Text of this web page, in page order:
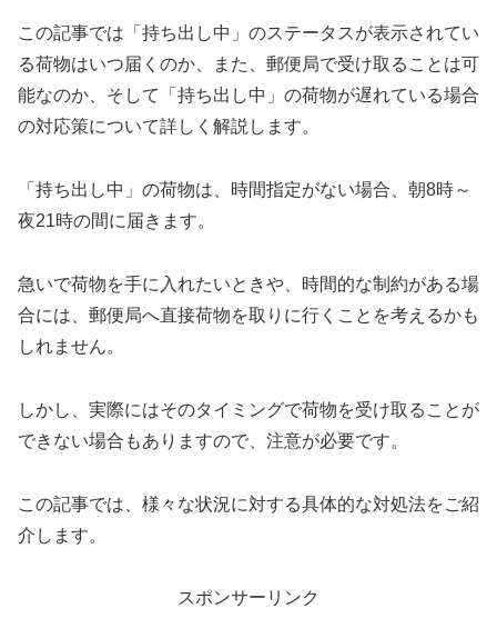
この記事では「持ち出し中」のステータスが表示されてい
る荷物はいつ届くのか、また、郵便局で受け取ることは可
能なのか、そして「持ち出し中」の荷物が遅れている場合
の対応策について詳しく解説します。
「持ち出し中」の荷物は、時間指定がない場合、朝8時～
夜21時の間に届きます。
急いで荷物を手に入れたいときや、時間的な制約がある場
合には、郵便局へ直接荷物を取りに行くことを考えるかも
しれません。
しかし、実際にはそのタイミングで荷物を受け取ることが
できない場合もありますので、注意が必要です。
この記事では、様々な状況に対する具体的な対処法をご紹
介します。
スポンサーリンク